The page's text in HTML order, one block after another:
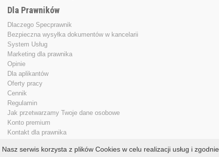
Dla Prawników
Dlaczego Specprawnik
Bezpieczna wysyłka dokumentów w kancelarii
System Usług
Marketing dla prawnika
Opinie
Dla aplikantów
Oferty pracy
Cennik
Regulamin
Jak przetwarzamy Twoje dane osobowe
Konto premium
Kontakt dla prawnika
Copyright © 2013 - 2026specprawnik.pl
Nasz serwis korzysta z plików Cookies w celu realizacji usług i